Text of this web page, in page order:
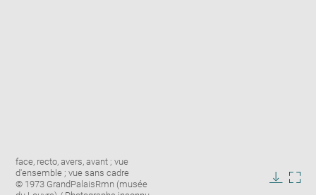
Image
caption:
face, recto, avers, avant ; vue
d'ensemble ; vue sans cadre
© 1973 GrandPalaisRmn (musée